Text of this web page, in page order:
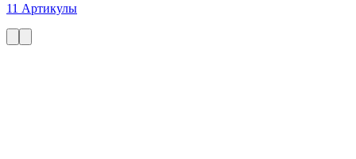
11 Артикулы